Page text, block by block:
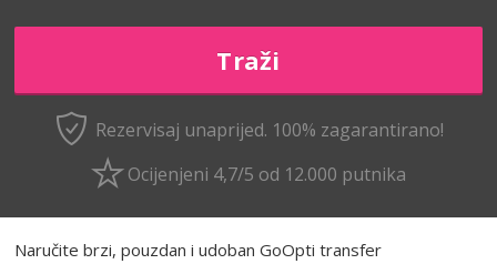
Rezervisaj unaprijed. 100% zagarantirano!
Ocijenjeni 4,7/5 od 12.000 putnika
Naručite brzi, pouzdan i udoban GoOpti transfer